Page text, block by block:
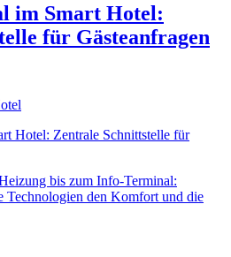
im Smart Hotel:
für Gästeanfragen
bis zum Info-Terminal:
Technologien den Komfort und die